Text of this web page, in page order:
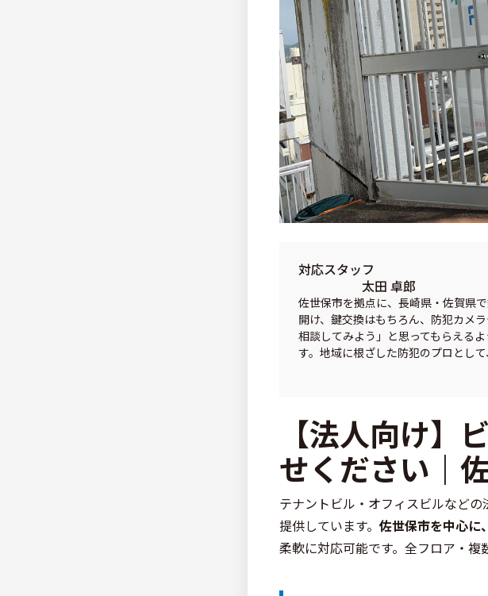
対応スタッフ
太田 卓郎
佐世保市を拠点に、長崎県・佐賀県
開け、鍵交換はもちろん、防犯カメ
相談してみよう」と思ってもらえる
す。地域に根ざした防犯のプロとし
【法人向け】
せください｜
テナントビル・オフィスビルなど
提供しています。 佐世保市を中心に
柔軟に対応可能です。全フロア・複